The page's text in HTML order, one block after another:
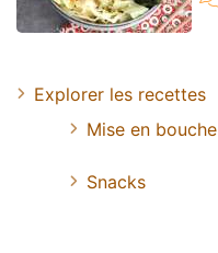
Explorer les recettes
Mise en bouche
Snacks